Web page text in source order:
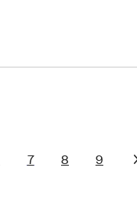
7 8 9